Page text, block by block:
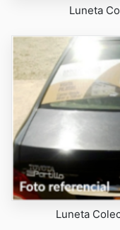
Luneta
Luneta